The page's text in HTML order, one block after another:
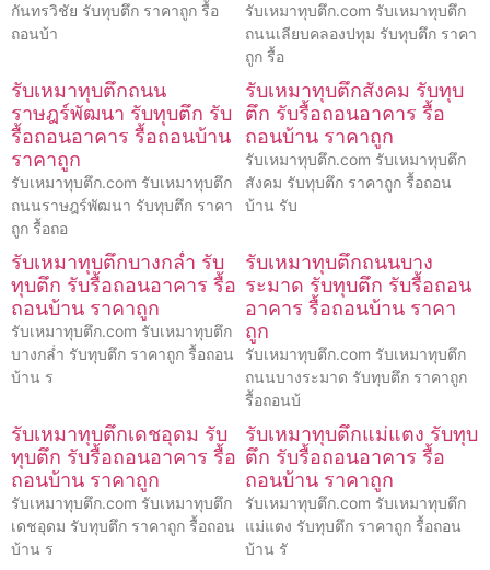
กันทรวิชัย รับทุบตึก ราคาถูก รื้อ
ถอนบ้า
รับเหมาทุบตึก.com รับเหมาทุบตึก
ถนนเลียบคลองปทุม รับทุบตึก ราคา
ถูก รื้อ
รับเหมาทุบตึกถนน
ราษฎร์พัฒนา รับทุบตึก รับ
รื้อถอนอาคาร รื้อถอนบ้าน
ราคาถูก
รับเหมาทุบตึก.com รับเหมาทุบตึก
ถนนราษฎร์พัฒนา รับทุบตึก ราคา
ถูก รื้อถอ
รับเหมาทุบตึกสังคม รับทุบ
ตึก รับรื้อถอนอาคาร รื้อ
ถอนบ้าน ราคาถูก
รับเหมาทุบตึก.com รับเหมาทุบตึก
สังคม รับทุบตึก ราคาถูก รื้อถอน
บ้าน รับ
รับเหมาทุบตึกบางกล่ำ รับ
ทุบตึก รับรื้อถอนอาคาร รื้อ
ถอนบ้าน ราคาถูก
รับเหมาทุบตึก.com รับเหมาทุบตึก
บางกล่ำ รับทุบตึก ราคาถูก รื้อถอน
บ้าน ร
รับเหมาทุบตึกถนนบาง
ระมาด รับทุบตึก รับรื้อถอน
อาคาร รื้อถอนบ้าน ราคา
ถูก
รับเหมาทุบตึก.com รับเหมาทุบตึก
ถนนบางระมาด รับทุบตึก ราคาถูก
รื้อถอนบ้
รับเหมาทุบตึกเดชอุดม รับ
ทุบตึก รับรื้อถอนอาคาร รื้อ
ถอนบ้าน ราคาถูก
รับเหมาทุบตึก.com รับเหมาทุบตึก
เดชอุดม รับทุบตึก ราคาถูก รื้อถอน
บ้าน ร
รับเหมาทุบตึกแม่แตง รับทุบ
ตึก รับรื้อถอนอาคาร รื้อ
ถอนบ้าน ราคาถูก
รับเหมาทุบตึก.com รับเหมาทุบตึก
แม่แตง รับทุบตึก ราคาถูก รื้อถอน
บ้าน รั